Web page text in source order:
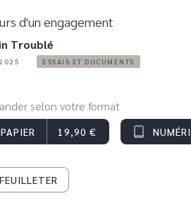
d'un engagement
Troublé
ESSAIS ET DOCUMENTS
selon votre format
PAPIER 19,90 €
FEUILLETER